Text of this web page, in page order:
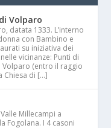
Volparo
datata 1333. L’interno
con Bambino e
su iniziativa dei
vicinanze: Punti di
Volparo (entro il raggio
Chiesa di […]
Millecampi a
Fogolana. I 4 casoni